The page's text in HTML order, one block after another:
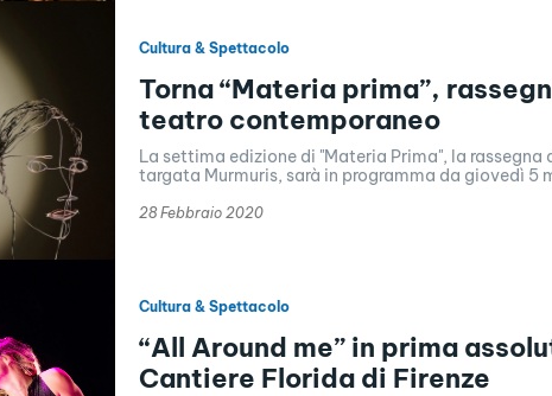
Cultura & Spettacolo
Torna “Materia prima”,
teatro contemporaneo
La settima edizione di "Materia Prima", la
targata Murmuris, sarà in programma da giovedì 5
28 Febbraio 2020
Cultura & Spettacolo
“All Around me” in prima
Cantiere Florida di Firenze